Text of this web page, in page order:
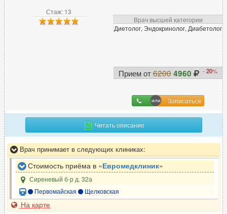
Врач скорой помощи
Врач функциональной диагностики 266
540
14
Генетик 25
Гериатр (геронтолог) 7
Гинеколог 1399
Гирудотерапевт 58
Гнатолог
Стаж: 13
Врач высшей категории
Диетолог, Эндокринолог, Диабетолог
Прием от6200 4960 -20%
Записаться
Читать описание
Врач принимает в следующих клиниках:
Стоимость приёма в «Евромедклиник»
Сиреневый б-р д. 32а
Первомайская
Щелковская
На карте